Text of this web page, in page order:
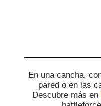
En una cancha,
pared o en las
Descubre más en